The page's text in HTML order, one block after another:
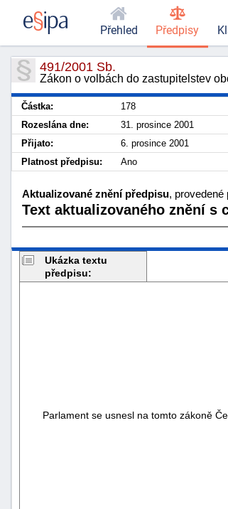
491/2001 Sb.
Zákon o volbách do zastupitelstev
Částka: 178
Rozeslána dne:
31. prosince 2001
Přijato:
6. prosince 2001
Platnost předpisu:
Ano
Aktualizované znění předpisu, provedené
Text aktualizovaného znění s
Ukázka textu
předpisu:
Parlament se usnesl na tomto zákoně
Přehled Předpisy